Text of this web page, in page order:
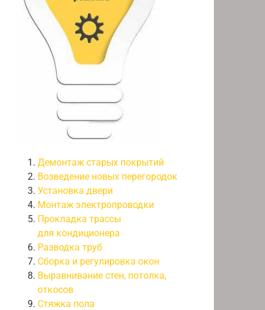
Демонтаж старых покрытий
Возведение новых перегородок
Установка двери
Монтаж электропроводки
Прокладка трассы
для кондиционера
Разводка труб
Сборка и регулировка окон
Выравнивание стен, потолка,
откосов
Стяжка пола